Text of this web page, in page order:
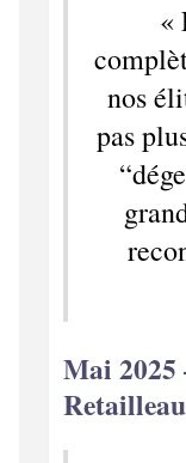
«
nos
pas
Mai